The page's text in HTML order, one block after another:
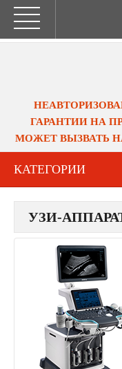
ГАРАНТИИ НА
МОЖЕТ ВЫЗВАТЬ
КАТЕГОРИИ
УЗИ-